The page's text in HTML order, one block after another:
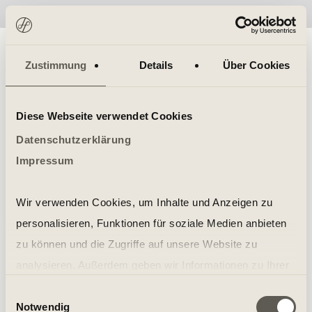
Zustimmung Details Über Cookies
Diese Webseite verwendet Cookies
Datenschutzerklärung
Impressum
Wir verwenden Cookies, um Inhalte und Anzeigen zu
personalisieren, Funktionen für soziale Medien anbieten
zu können und die Zugriffe auf unsere Website zu
soziale Medien, Werbung und Analysen weiter. Unsere
Notwendig